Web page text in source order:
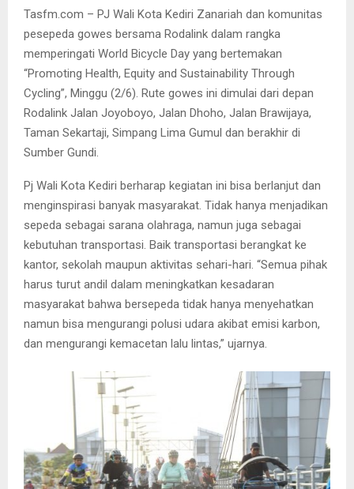
Tasfm.com – PJ Wali Kota Kediri Zanariah dan komunitas
pesepeda gowes bersama Rodalink dalam rangka
memperingati World Bicycle Day yang bertemakan
“Promoting Health, Equity and Sustainability Through
Cycling”, Minggu (2/6). Rute gowes ini dimulai dari depan
Rodalink Jalan Joyoboyo, Jalan Dhoho, Jalan Brawijaya,
Taman Sekartaji, Simpang Lima Gumul dan berakhir di
Sumber Gundi.
Pj Wali Kota Kediri berharap kegiatan ini bisa berlanjut dan
menginspirasi banyak masyarakat. Tidak hanya menjadikan
sepeda sebagai sarana olahraga, namun juga sebagai
kebutuhan transportasi. Baik transportasi berangkat ke
kantor, sekolah maupun aktivitas sehari-hari. “Semua pihak
harus turut andil dalam meningkatkan kesadaran
masyarakat bahwa bersepeda tidak hanya menyehatkan
namun bisa mengurangi polusi udara akibat emisi karbon,
dan mengurangi kemacetan lalu lintas,” ujarnya.